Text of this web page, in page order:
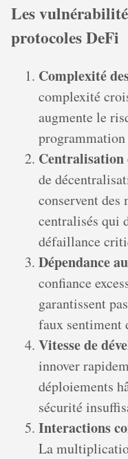
Les
protocoles DeFi
Complexité
complexité
augmente le
Centralisation
de
conservent des
centralisés qui
défaillance
Dépendance
confiance
garantissent
faux sentiment
Vitesse de
innover
déploiements
sécurité
Interactions
La